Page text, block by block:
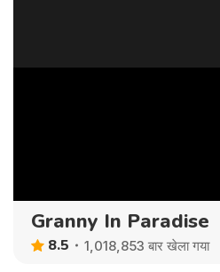
Granny In Paradise
8.5 1,018,853 बार खेला गया